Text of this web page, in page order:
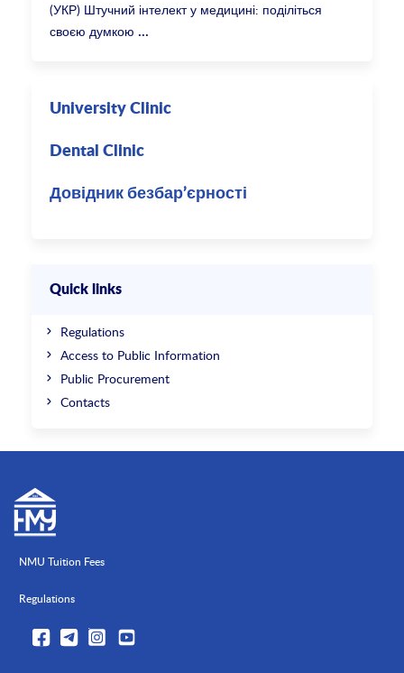
(УКР) Штучний інтелект у медицині: поділіться
своєю думкою
University Clinic
Dental Clinic
Довідник безбар’єрності
Quick links
Regulations
Access to Public Information
Public Procurement
Contacts
NMU Tuition Fees
Regulations